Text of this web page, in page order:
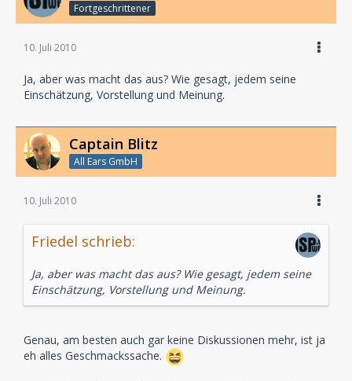
Fortgeschrittener
10. Juli 2010
Ja, aber was macht das aus? Wie gesagt, jedem seine
Einschätzung, Vorstellung und Meinung.
Captain Blitz
All Ears GmbH
10. Juli 2010
Friedel schrieb:
Ja, aber was macht das aus? Wie gesagt, jedem seine
Einschätzung, Vorstellung und Meinung.
Genau, am besten auch gar keine Diskussionen mehr, ist ja
eh alles Geschmackssache.